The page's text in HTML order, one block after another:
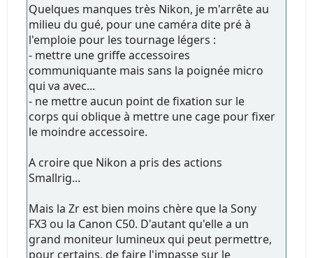
Quelques manques très Nikon, je m'arrête au
milieu du gué, pour une caméra dite pré à
l'emploie pour les tournage légers :
- mettre une griffe accessoires
communiquante mais sans la poignée micro
qui va avec...
- ne mettre aucun point de fixation sur le
corps qui oblique à mettre une cage pour fixer
le moindre accessoire.
A croire que Nikon a pris des actions
Smallrig...
Mais la Zr est bien moins chère que la Sony
FX3 ou la Canon C50. D'autant qu'elle a un
grand moniteur lumineux qui peut permettre,
pour certains, de faire l'impasse sur le